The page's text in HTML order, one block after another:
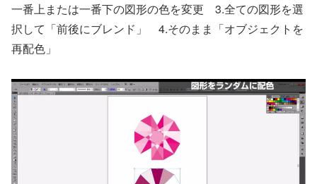
一番上または一番下の図形の色を変更 3.全ての図形を選
択して「前後にブレンド」 4.そのまま「オブジェクトを
再配色」